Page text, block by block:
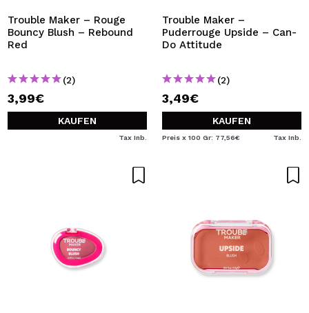
Trouble Maker – Rouge
Bouncy Blush – Rebound
Red
(2)
3,99€
KAUFEN
Tax Inb.
Trouble Maker –
Puderrouge Upside – Can-
Do Attitude
(2)
3,49€
KAUFEN
Preis x 100 Gr: 77,56€ Tax Inb.